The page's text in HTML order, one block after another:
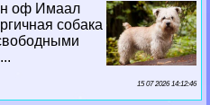
оф Имаал
собака
15 07 2026 14:12:46